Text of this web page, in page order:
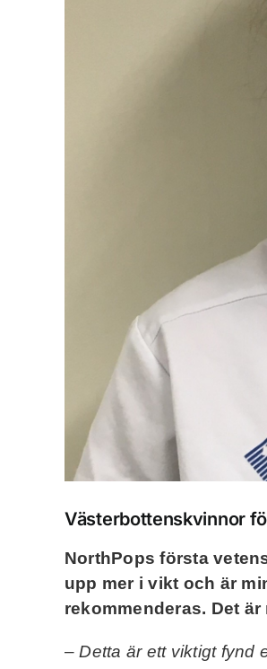
Västerbottenskvinnor
NorthPopsförsta
upp mer i vikt och är
rekommenderas. Det
–Detta är ett viktigt fynd